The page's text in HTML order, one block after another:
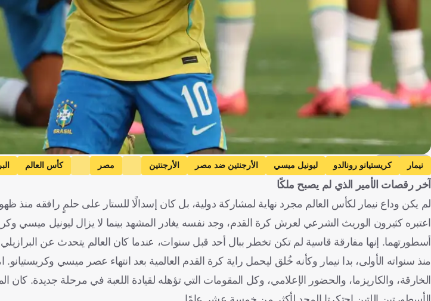
Getty Images
نيمار كريستيانو رونالدو ليونيل ميسي الأرجنتين ضد مصر الأرجنتين مصر كأس العالم
النرويج
البرتغال ضد إسبانيا البرتغال
النرويج
إسبانيا كرة قدم
آخر رقصات الأمير الذي لم يصبح ملكًا
لم يكن وداع نيمار لكأس العالم مجرد نهاية لمشاركة دولية، بل كان إسدالًا للستار على حلمٍ رافقه منذ
اعتبره كثيرون الوريث الشرعي لعرش كرة القدم، وجد نفسه يغادر المشهد بينما لا يزال ليونيل ميسي
أسطورتهما. إنها مفارقة قاسية لم تكن تخطر ببال أحد قبل سنوات، عندما كان العالم يتحدث عن البرازيلي
منذ سنواته الأولى، بدا نيمار وكأنه خُلق ليحمل راية كرة القدم العالمية بعد انتهاء عصر ميسي وكريستيانو.
الخارقة، والكاريزما، والحضور الإعلامي، وكل المقومات التي تؤهله لقيادة اللعبة في مرحلة جديدة. كان